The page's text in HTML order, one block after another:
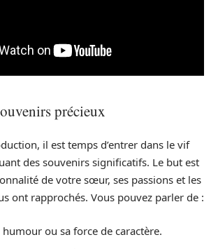
précieux
il est temps d’entrer dans le vif
des souvenirs significatifs. Le but est
de votre sœur, ses passions et les
ont rapprochés. Vous pouvez parler de :
ou sa force de caractère.